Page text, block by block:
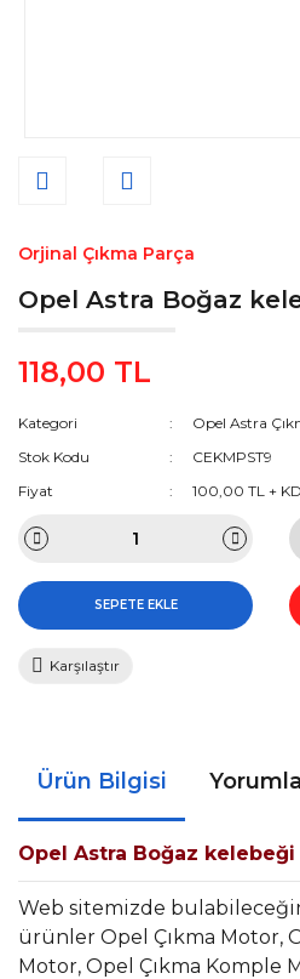
Orjinal Çıkma Parça
Opel Astra Boğaz
118,00 TL
Kategori
Opel Astra
Stok Kodu
CEKMPST9
Fiyat
100,00 TL +
SEPETE EKLE
Karşılaştır
Ürün Bilgisi
Opel Astra Boğaz kelebeği
Web sitemizde
ürünler Opel Çıkma Motor,
Motor, Opel Çıkma Komple